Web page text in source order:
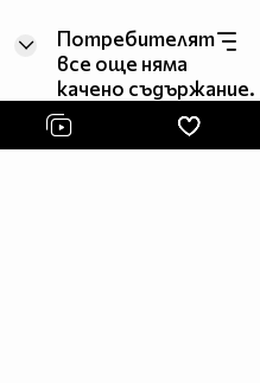
Потребителят
все още няма
качено съдържание.